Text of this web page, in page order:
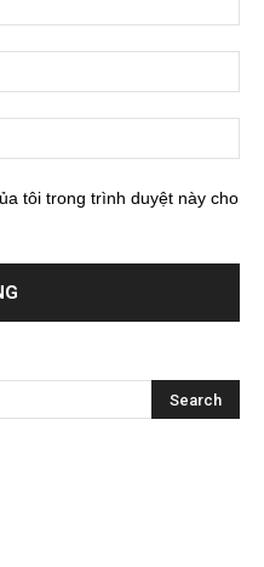
tôi trong trình duyệt này cho